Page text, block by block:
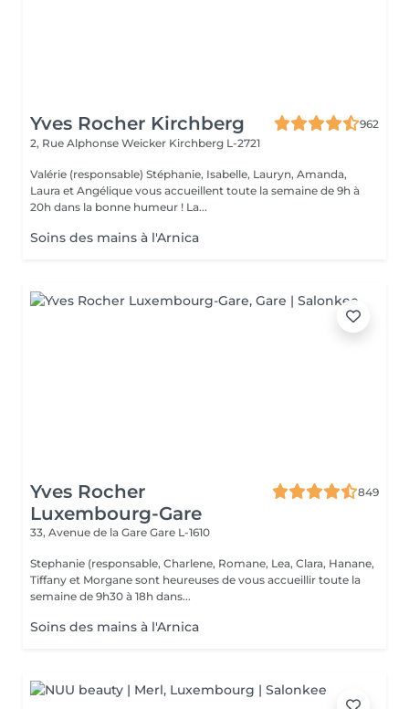
Yves Rocher Kirchberg
962
2, Rue Alphonse Weicker Kirchberg L-2721
Valérie (responsable) Stéphanie, Isabelle, Lauryn, Amanda,
Laura et Angélique vous accueillent toute la semaine de 9h à
20h dans la bonne humeur ! La...
Soins des mains à l'Arnica
Yves Rocher
Luxembourg-Gare
849
33, Avenue de la Gare Gare L-1610
Stephanie (responsable, Charlene, Romane, Lea, Clara, Hanane,
Tiffany et Morgane sont heureuses de vous accueillir toute la
semaine de 9h30 à 18h dans...
Soins des mains à l'Arnica